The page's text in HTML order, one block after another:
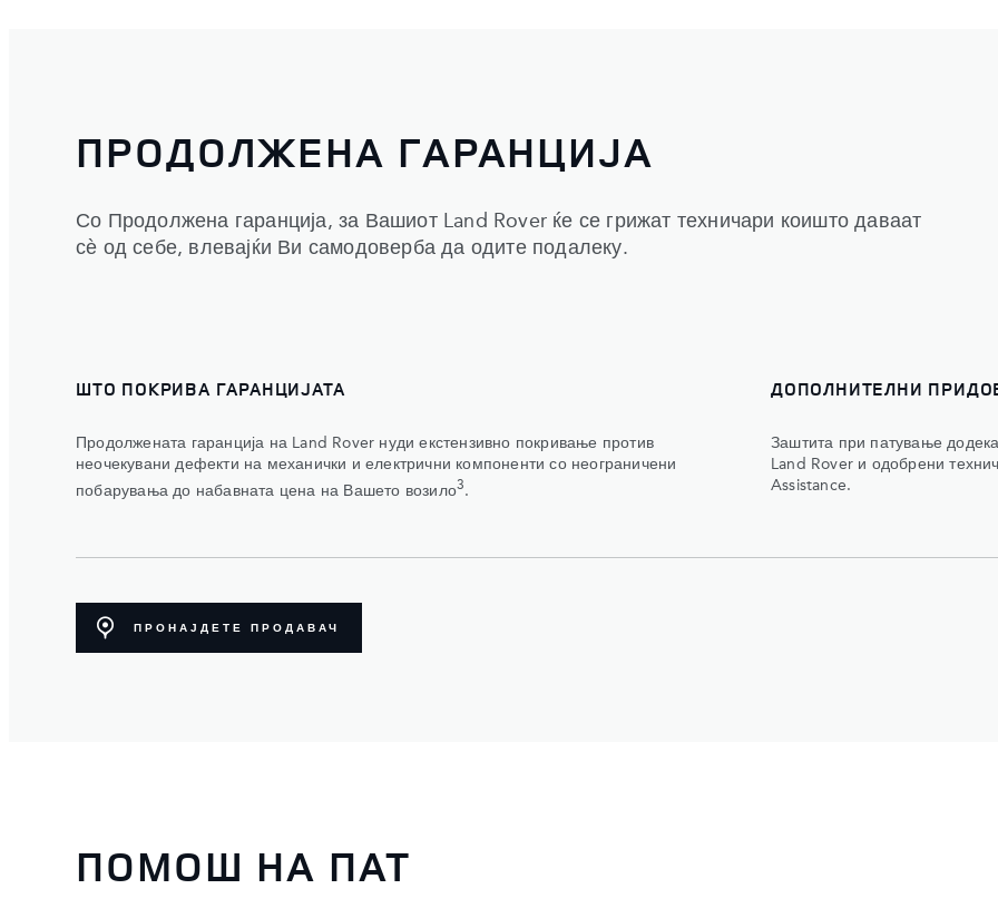
ПРОДОЛЖЕНА ГАРАНЦИЈА
Со Продолжена гаранција, за Вашиот Land Rover ќе се грижат техничари коишто даваат
сѐ од себе, влевајќи Ви самодоверба да одите подалеку.
ШТО ПОКРИВА ГАРАНЦИЈАТА
Продолжената гаранција на Land Rover нуди екстензивно покривање против
неочекувани дефекти на механички и електрични компоненти со неограничени
побарувања до набавната цена на Вашето возило3.
ДОПОЛНИТЕЛНИ
Заштита при патување
Land Rover и одобрени
Assistance.
ПРОНАЈДЕТЕ ПРОДАВАЧ
ПОМОШ НА ПАТ